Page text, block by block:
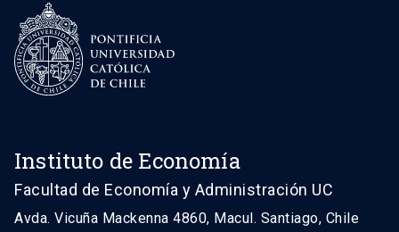
Instituto de Economía
Facultad de Economía y Administración UC
Avda. Vicuña Mackenna 4860, Macul. Santiago, Chile